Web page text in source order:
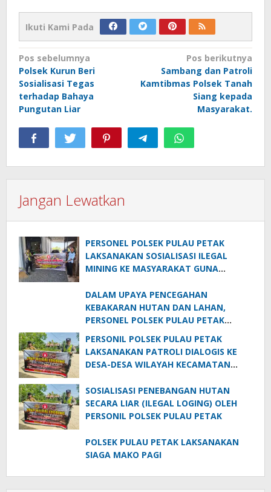
Ikuti Kami Pada
Navigasi
pos
Pos sebelumnya
Polsek Kurun Beri
Sosialisasi Tegas
terhadap Bahaya
Pungutan Liar
Pos berikutnya
Sambang dan Patroli
Kamtibmas Polsek Tanah
Siang kepada
Masyarakat.
Jangan Lewatkan
PERSONEL POLSEK PULAU PETAK
LAKSANAKAN SOSIALISASI ILEGAL
MINING KE MASYARAKAT GUNA
WILAYAH KECAMATAN PULAU PETAK
DALAM UPAYA PENCEGAHAN
KEBAKARAN HUTAN DAN LAHAN,
PERSONEL POLSEK PULAU PETAK
PELAKU KARHUTLA KE MASYARAKAT
KECAMATAN PULAU PETAK
PERSONIL POLSEK PULAU PETAK
LAKSANAKAN PATROLI DIALOGIS KE
DESA-DESA WILAYAH KECAMATAN
SOSIALISASI PENEBANGAN HUTAN
SECARA LIAR (ILEGAL LOGING) OLEH
PERSONIL POLSEK PULAU PETAK
POLSEK PULAU PETAK LAKSANAKAN
SIAGA MAKO PAGI